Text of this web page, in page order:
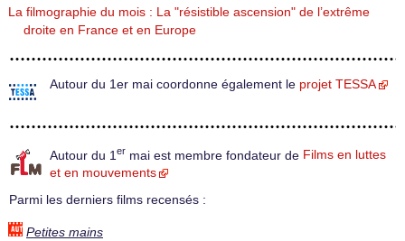
La filmographie du mois : La "résistible ascension" de l’extrême
droite en France et en Europe
Autour du 1er mai coordonne également le projet TESSA
Autour du 1 er mai est membre fondateur de Films en luttes
et en mouvements
Parmi les derniers films recensés :
Petites mains